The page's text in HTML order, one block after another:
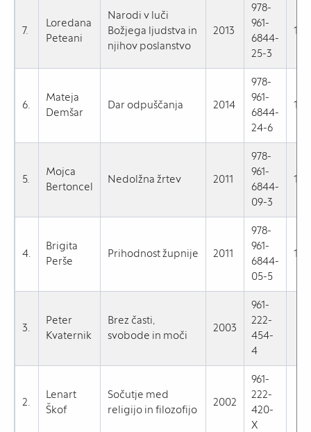
7.
Loredana
Peteani
Narodi v luči
Božjega ljudstva in
njihov poslanstvo
2013
978-
961-
6844-
25-3
6.
Mateja
Demšar
Dar odpuščanja 2014
978-
961-
6844-
24-6
5.
Mojca
Bertoncel
Nedolžna žrtev 2011
978-
961-
6844-
09-3
4.
Brigita
Perše
Prihodnost župnije 2011
978-
961-
6844-
05-5
3.
Peter
Kvaternik
Brez časti,
svobode in moči
2003
961-
222-
454-
4
2.
Lenart
Škof
Sočutje med
religijo in filozofijo
2002
961-
222-
420-
X